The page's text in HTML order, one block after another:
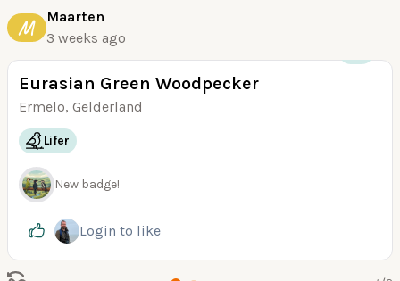
M
Maarten
3 weeks ago
Eurasian Green Woodpecker
Ermelo, Gelderland
Lifer
New badge!
Login to like